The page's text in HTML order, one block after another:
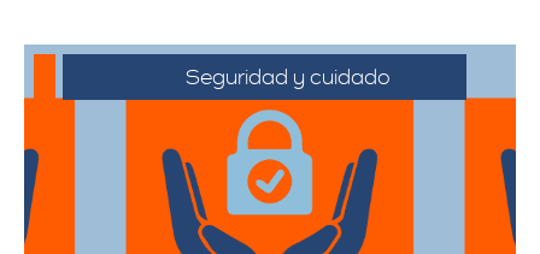
Seguridad y cuidado
Nos comprometemos a manejar sus
pertenencias con el máximo cuidado,
desde el embalaje hasta la entrega final.